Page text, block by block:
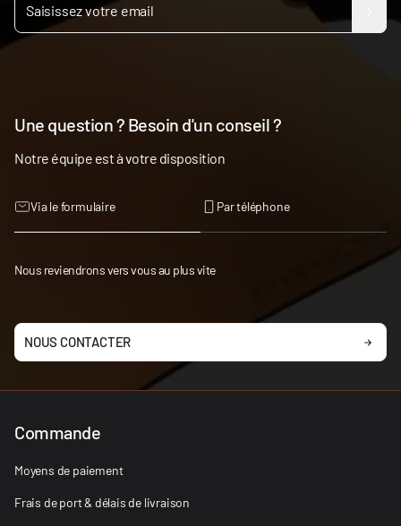
Une question ? Besoin d'un conseil ?
Notre équipe est à votre disposition
Via le formulaire Par téléphone
Nous reviendrons vers vous au plus vite
NOUS CONTACTER
Commande
Moyens de paiement
Frais de port & délais de livraison